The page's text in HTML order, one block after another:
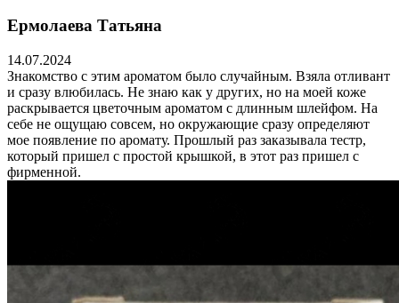
Ермолаева Татьяна
14.07.2024
Знакомство с этим ароматом было случайным. Взяла отливант
и сразу влюбилась. Не знаю как у других, но на моей коже
раскрывается цветочным ароматом с длинным шлейфом. На
себе не ощущаю совсем, но окружающие сразу определяют
мое появление по аромату. Прошлый раз заказывала тестр,
который пришел с простой крышкой, в этот раз пришел с
фирменной.